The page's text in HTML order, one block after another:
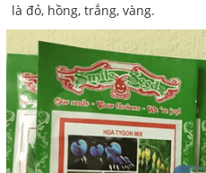
là đỏ, hồng, trắng, vàng.